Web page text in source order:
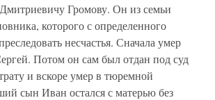
Громову. Он из семьи
которого с определенного
несчастья. Сначала умер
Потом он сам был отдан под суд
и вскоре умер в тюремной
сын Иван остался с матерью без